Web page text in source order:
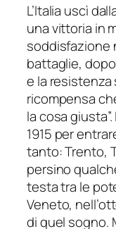
L’Italia uscì
una vittoria in
soddisfazione
battaglie,
e la resistenza
ricompensa
la cosa
1915 per
tanto: Trento,
persino
testa tra le
Veneto,
di quel sogno.